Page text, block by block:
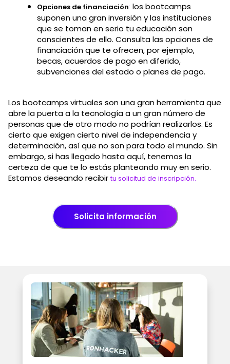
Opciones de financiación: los bootcamps
suponen una gran inversión y las instituciones
que se toman en serio tu educación son
conscientes de ello. Consulta las opciones de
financiación que te ofrecen, por ejemplo,
becas, acuerdos de pago en diferido,
subvenciones del estado o planes de pago.
Los bootcamps virtuales son una gran herramienta que
abre la puerta a la tecnología a un gran número de
personas que de otro modo no podrían realizarlos. Es
cierto que exigen cierto nivel de independencia y
determinación, así que no son para todo el mundo. Sin
embargo, si has llegado hasta aquí, tenemos la
certeza de que te lo estás planteando muy en serio.
Estamos deseando recibirtu solicitud de inscripción.
Solicita información